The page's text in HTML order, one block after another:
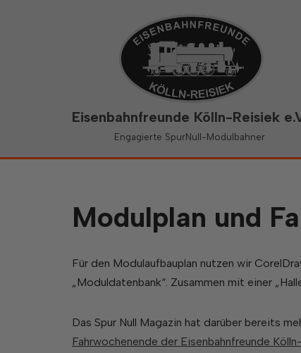
Eisenbahnfreunde Kölln-Reisiek
Engagierte SpurNull-Modulbahner
Modulplan und
Für den Modulaufbauplan nutzen wir
„Moduldatenbank“. Zusammen mit einer
Das Spur Null Magazin hat darüber bereits
Fahrwochenende der Eisenbahnfreunde